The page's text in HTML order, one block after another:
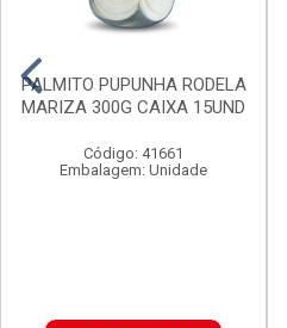
PALMITO PUPUNHA RODELA
MARIZA 300G CAIXA 15UND
Código: 41661
Embalagem: Unidade